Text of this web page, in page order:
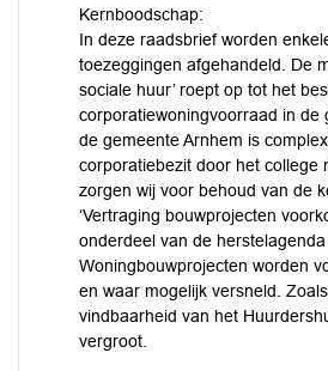
Kernboodschap:
In deze raadsbrief worden
toezeggingen afgehandeld. De
sociale huur’ roept op tot het
corporatiewoningvoorraad in de
de gemeente Arnhem is
corporatiebezit door het college
zorgen wij voor behoud van de
‘Vertraging bouwprojecten
onderdeel van de
Woningbouwprojecten worden
en waar mogelijk versneld.
vindbaarheid van het
vergroot.